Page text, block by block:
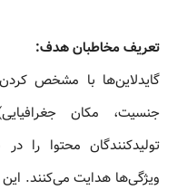
تعریف مخاطبان هدف:
گایدلاین‌ها با مشخص
جنسیت، مکان
تولیدکنندگان محتوا را
ویژگی‌ها هدایت می‌کنند.